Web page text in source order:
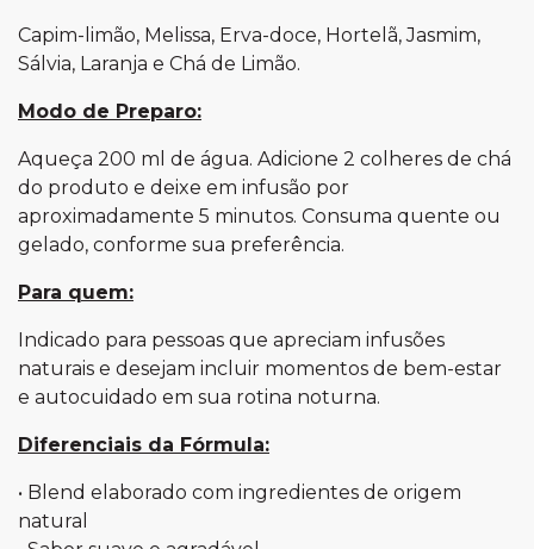
Capim-limão, Melissa, Erva-doce, Hortelã, Jasmim,
Sálvia, Laranja e Chá de Limão.
Modo de Preparo:
Aqueça 200 ml de água. Adicione 2 colheres de chá
do produto e deixe em infusão por
aproximadamente 5 minutos. Consuma quente ou
gelado, conforme sua preferência.
Para quem:
Indicado para pessoas que apreciam infusões
naturais e desejam incluir momentos de bem-estar
e autocuidado em sua rotina noturna.
Diferenciais da Fórmula:
• Blend elaborado com ingredientes de origem
natural